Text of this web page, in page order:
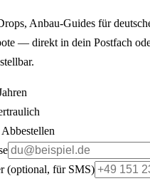
Anbau-Guides für
— direkt in dein Postfach
(optional, für SMS)